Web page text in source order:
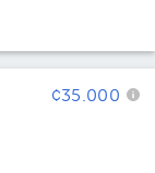
¢35.000